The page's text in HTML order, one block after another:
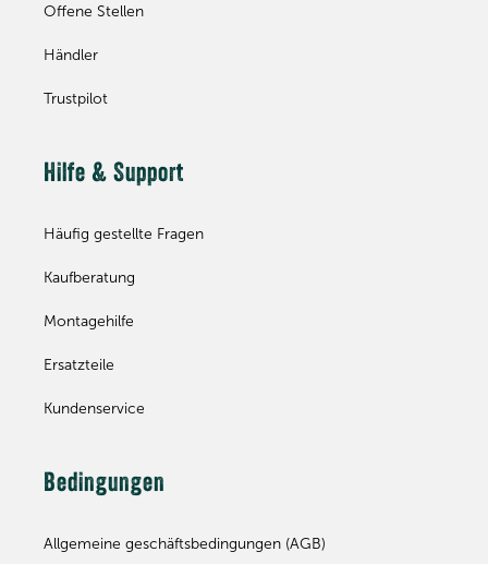
Offene Stellen
Händler
Trustpilot
Hilfe & Support
Häufig gestellte Fragen
Kaufberatung
Montagehilfe
Ersatzteile
Kundenservice
Bedingungen
Allgemeine geschäftsbedingungen (AGB)